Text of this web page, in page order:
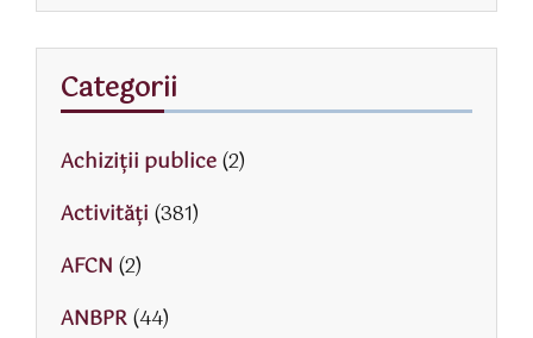
Categorii
Achiziții publice(2)
Activităţi (381)
AFCN (2)
ANBPR(44)